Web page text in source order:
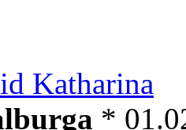
Katharina
*